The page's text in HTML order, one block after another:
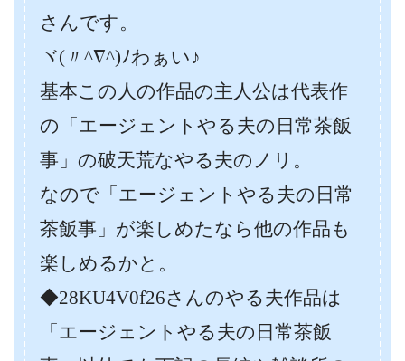
さんです。
ヾ(〃^∇^)ﾉわぁい♪
基本この人の作品の主人公は代表作
の「エージェントやる夫の日常茶飯
事」の破天荒なやる夫のノリ。
なので「エージェントやる夫の日常
茶飯事」が楽しめたなら他の作品も
楽しめるかと。
◆28KU4V0f26さんのやる夫作品は
「エージェントやる夫の日常茶飯